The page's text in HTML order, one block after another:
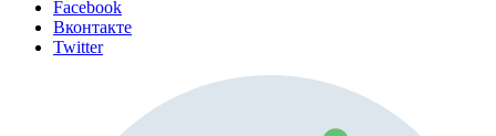
Facebook
Вконтакте
Twitter